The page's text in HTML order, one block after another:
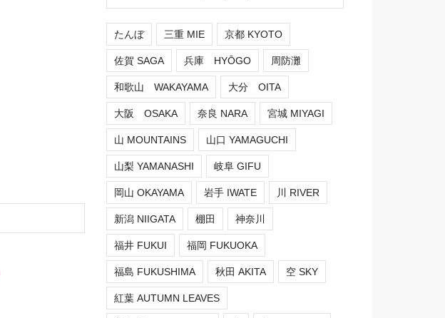
たんぼ 三重 MIE 京都 KYOTO
佐賀 SAGA 兵庫 HYŌGO 周防灘
和歌山 WAKAYAMA 大分 OITA
大阪 OSAKA 奈良 NARA 宮城 MIYAGI
山 MOUNTAINS 山口 YAMAGUCHI
山梨 YAMANASHI 岐阜 GIFU
岡山 OKAYAMA 岩手 IWATE 川 RIVER
新潟 NIIGATA 棚田 神奈川
福井 FUKUI 福岡 FUKUOKA
福島 FUKUSHIMA 秋田 AKITA 空 SKY
紅葉 AUTUMN LEAVES